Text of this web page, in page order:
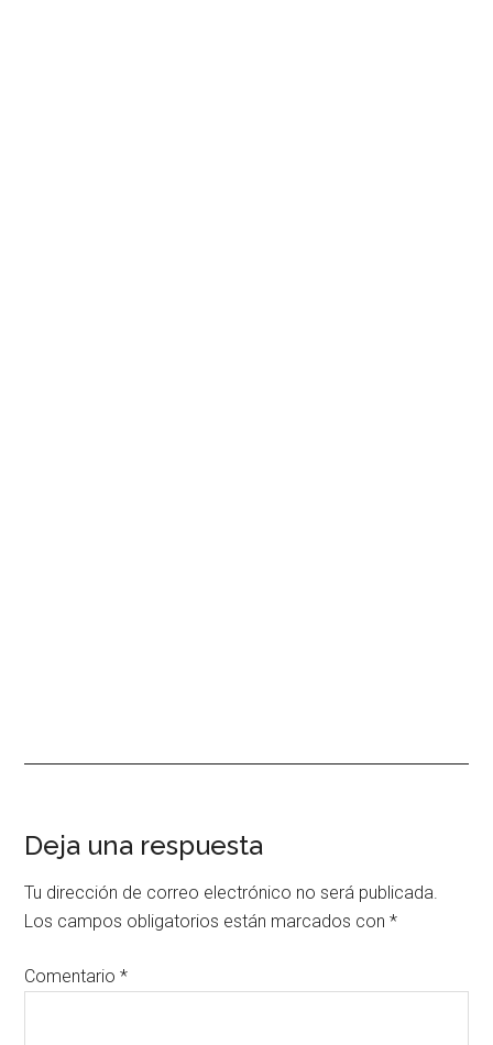
Interacciones
con
los
lectores
Deja una respuesta
Tu dirección de correo electrónico no será publicada.
Los campos obligatorios están marcados con*
Comentario*